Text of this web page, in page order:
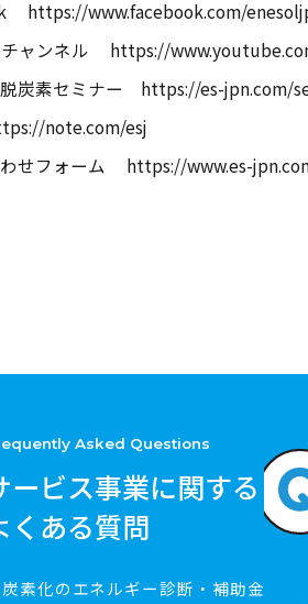
https://www.facebook.com/
ャンネル https://
炭素セミナー https://es-jpn.com/
note.com/esj
せフォーム https://www.es-
Asked Questions
ービス事業に関する
くある質問
素化のエネルギー診断・補助金